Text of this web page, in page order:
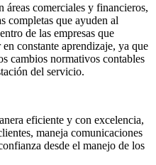
áreas comerciales y financieros,
completas que ayuden al
de las empresas que
constante aprendizaje, ya que
cambios normativos contables
del servicio.
eficiente y con excelencia,
maneja comunicaciones
desde el manejo de los